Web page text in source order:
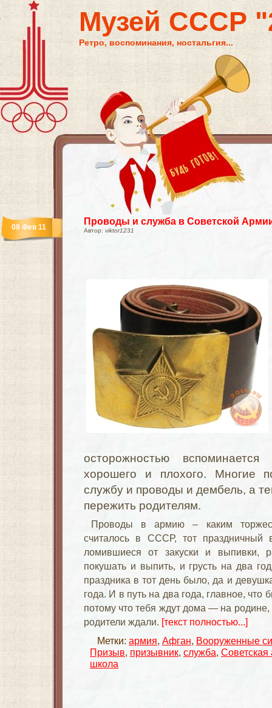
Музей СССР
Ретро, воспоминания, ностальгия...
Проводы и служба в Советской
Автор: viktor1231
08 Фев 11
осторожностью
хорошего и плохого. Многие
службу и проводы и дембель, а
пережить родителям.
Проводы в армию – каким
считалось в СССР, тот праздничный
ломившиеся от закуски и выпивки,
покушать и выпить, и грусть на два
праздника в тот день было, да и
года. И в путь на два года, главное,
потому что тебя ждут дома — на
родители ждали. [текст полностью...]
Метки: армия, Афган, Вооруженные
Призыв, призывник, служба, Советская
школа